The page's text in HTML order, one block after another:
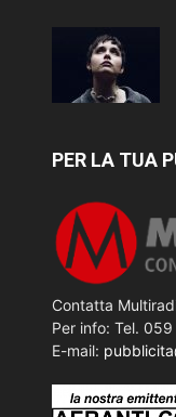
PER LA TUA
Contatta
Per info: Tel.
E-mail: